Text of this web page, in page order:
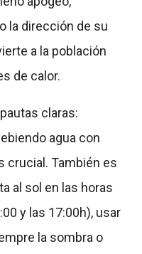
la dirección de su
a la población
de calor.
claras:
agua con
crucial. También es
al sol en las horas
y las 17:00h), usar
la sombra o